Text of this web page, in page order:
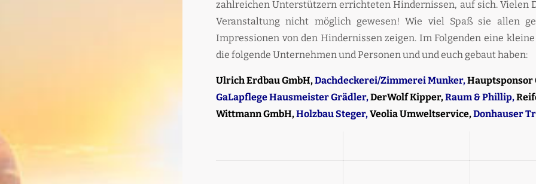
zahlreichen Unterstützern errichteten Hindernissen, auf sich. Vielen
Veranstaltung nicht möglich gewesen! Wie viel Spaß sie allen
Impressionen von den Hindernissen zeigen. Im Folgenden eine
die folgende Unternehmen und Personen und und euch gebaut haben:
Ulrich Erdbau GmbH,Dachdeckerei/Zimmerei Munker,Hauptsponsor
GaLapflege Hausmeister Grädler,DerWolf Kipper,Raum & Phillip,
Wittmann GmbH,Holzbau Steger,Veolia Umweltservice,Donhauser